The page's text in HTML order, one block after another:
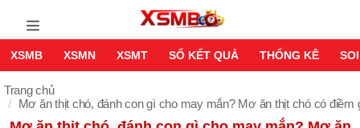
XSMB XSMN XSMT SỔ KẾT QUẢ THỐNG KÊ
Trang chủ
Mơ ăn thịt chó, đánh con gì cho may mắn? Mơ ăn thịt chó có điềm